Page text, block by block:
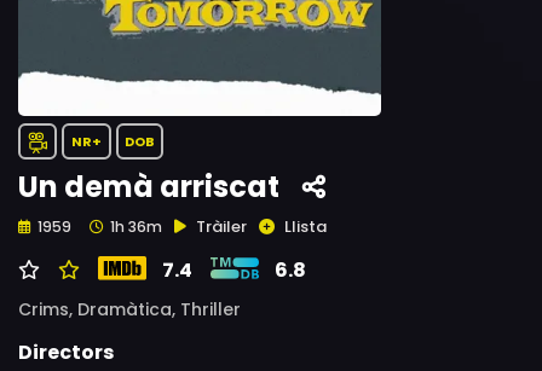
NR+ DOB
Un demà arriscat
1959 1h 36m Tràiler Llista
7.4 6.8
Crims, Dramàtica, Thriller
Directors